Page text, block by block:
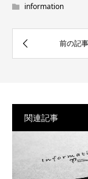
information
関連記事